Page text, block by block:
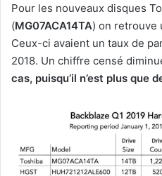
Pour les nouveaux disques
(MG07ACA14TA) on retrouve
Ceux-ci avaient un taux de
2018. Un chiffre censé
cas, puisqu’il n’est plus que